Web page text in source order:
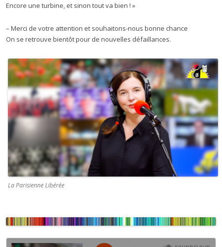
Encore une turbine, et sinon tout va bien ! »
– Merci de votre attention et souhaitons-nous bonne chance
On se retrouve bientôt pour de nouvelles défaillances.
La Parisienne Libérée